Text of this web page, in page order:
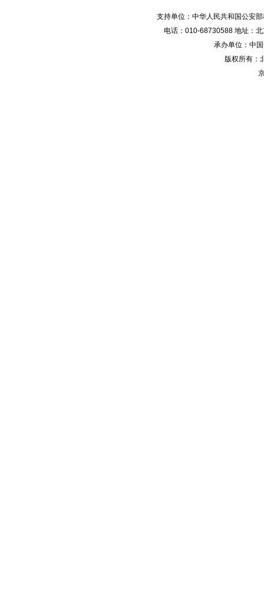
支持单位：中华人民共和国公安
电话：010-68730588 地址：
承办单位：中
版权所有：